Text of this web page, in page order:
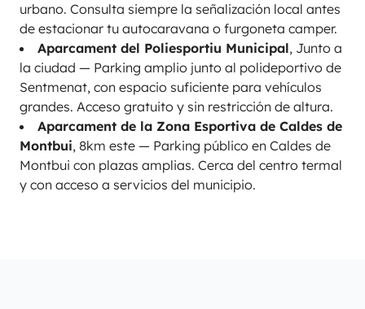
urbano. Consulta siempre la señalización local antes
de estacionar tu autocaravana o furgoneta camper.
Aparcament del Poliesportiu Municipal, Junto a
la ciudad — Parking amplio junto al polideportivo de
Sentmenat, con espacio suficiente para vehículos
grandes. Acceso gratuito y sin restricción de altura.
Aparcament de la Zona Esportiva de Caldes de
Montbui, 8km este — Parking público en Caldes de
Montbui con plazas amplias. Cerca del centro termal
y con acceso a servicios del municipio.